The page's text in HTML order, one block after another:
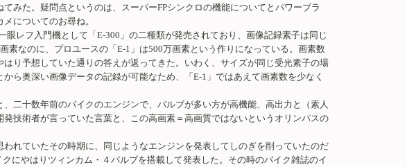
みた。疑問点というのは、スーパーFPシンクロの機能についてとパワーブラ
についてのお尋ね。
レフ入門機として「E-300」の二種類が発売されており、画像記録素子は同じ
なのに、プロユースの「E-1」は500万画素という作りになっている。画素数
り予想していた通りの答えが返ってきた。いわく、サイズが同じ受光素子の場
ら奥深い画像データの記録が可能なため、「E-1」ではあえて画素数を少なく
二十数年前のバイクのエンジンで、バルブが多い方が高機能、高出力と（素人
技術者が言っていた言葉と、この高画素＝高画質ではないというオリンパスの
れていたその時期に、同じようなエンジンを発表してしのぎを削っていたのだ
にやはりツィンカム・４バルブを搭載して発表した。その時のバイク雑誌のイ